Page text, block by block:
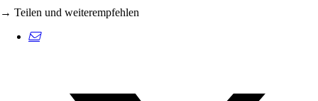
→ Teilen und weiterempfehlen